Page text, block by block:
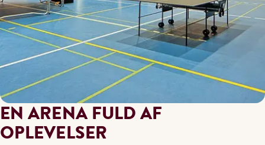
EN ARENA FULD AF
OPLEVELSER